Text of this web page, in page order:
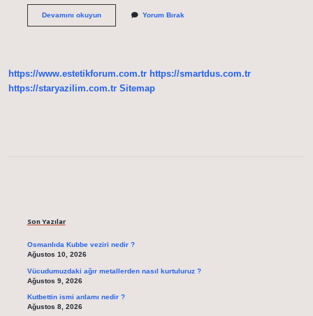
Devamını okuyunBoğuk
Yorum Bırak
https://www.estetikforum.com.tr https://smartdus.com.tr
https://staryazilim.com.tr Sitemap
Son Yazılar
Osmanlıda Kubbe veziri nedir ?
Ağustos 10, 2026
Vücudumuzdaki ağır metallerden nasıl kurtuluruz ?
Ağustos 9, 2026
Kutbettin ismi anlamı nedir ?
Ağustos 8, 2026